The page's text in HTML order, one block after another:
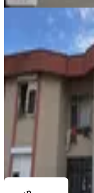
Keyifli
Ofis
Tuzla,
50.000 ₺
HND TUZLA
Ara